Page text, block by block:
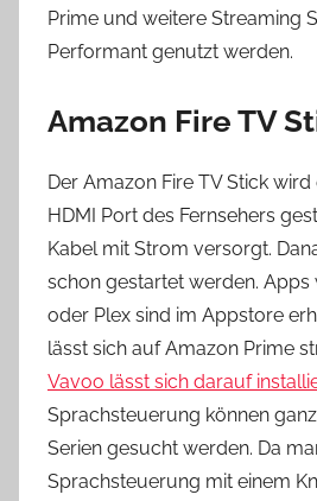
Prime und weitere Streaming
Performant genutzt werden.
Amazon Fire TV
Der Amazon Fire TV Stick wird
HDMI Port des Fernsehers
Kabel mit Strom versorgt.
schon gestartet werden. Apps
oder Plex sind im Appstore
lässt sich auf Amazon Prime
Vavoo lässt sich darauf
Sprachsteuerung können
Serien gesucht werden. Da
Sprachsteuerung mit einem